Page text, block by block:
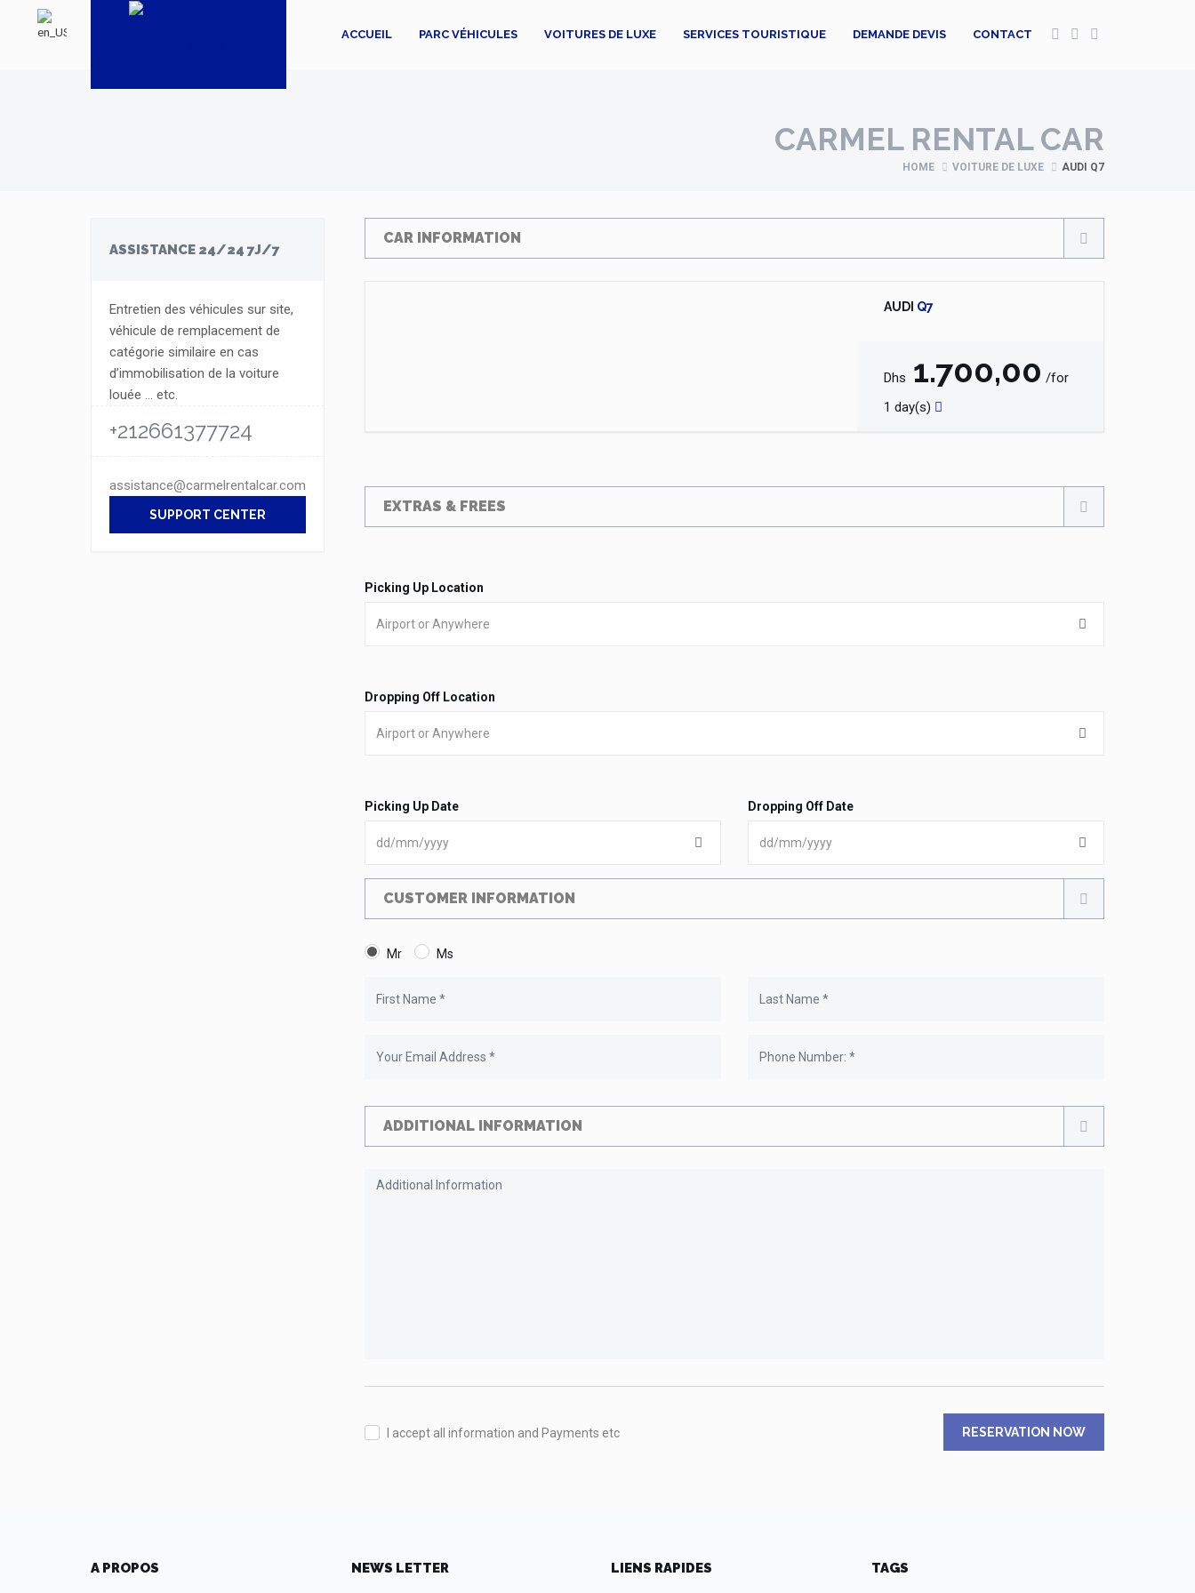
ACCUEIL PARC VÉHICULES VOITURES DE LUXE SERVICES TOURISTIQUE DEMANDE DEVIS CONTACT
CARMEL RENTAL CAR
HOME VOITURE DE LUXE AUDI Q7
ASSISTANCE 24/24 7J/7
Entretien des véhicules sur site,
véhicule de remplacement de
catégorie similaire en cas
d’immobilisation de la voiture
louée … etc.
+212661377724
assistance@carmelrentalcar.com
SUPPORT CENTER
CAR INFORMATION
AUDI Q7
Dhs 1.700,00 /for
1 day(s)
EXTRAS & FREES
Picking Up Location
Dropping Off Location
Picking Up Date Dropping Off Date
CUSTOMER INFORMATION
Mr Ms
ADDITIONAL INFORMATION
I accept all information and Payments etc RESERVATION NOW
A PROPOS NEWS LETTER LIENS RAPIDES TAGS